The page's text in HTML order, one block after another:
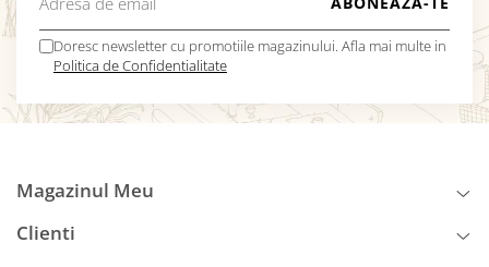
Doresc newsletter cu promotiile magazinului. Afla mai multe in
Politica de Confidentialitate
Magazinul Meu
Clienti